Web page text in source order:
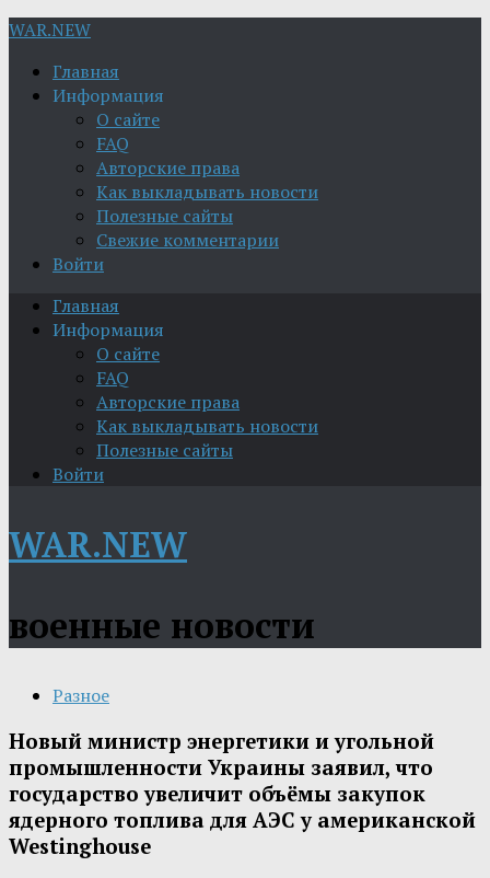
WAR.NEW
Главная
Информация
О сайте
FAQ
Авторские права
Как выкладывать новости
Полезные сайты
Свежие комментарии
Войти
Главная
Информация
О сайте
FAQ
Авторские права
Как выкладывать новости
Полезные сайты
Войти
WAR.NEW
военные новости
Разное
Новый министр энергетики и угольной
промышленности Украины заявил, что
государство увеличит объёмы закупок
ядерного топлива для АЭС у американской
Westinghouse